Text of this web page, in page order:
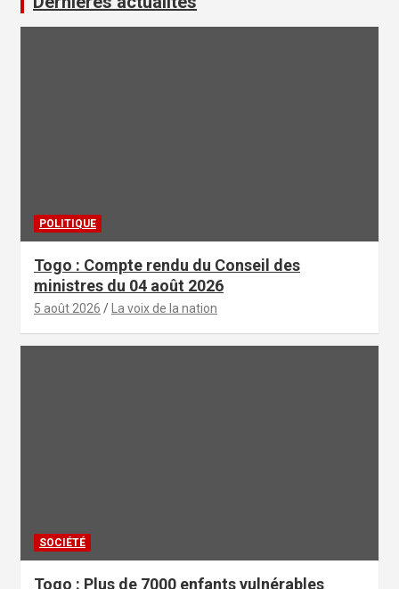
POLITIQUE
Togo : Compte rendu du Conseil des
ministres du 04 août 2026
5 août 2026 La voix de la nation
SOCIÉTÉ
Togo : Plus de 7000 enfants vulnérables